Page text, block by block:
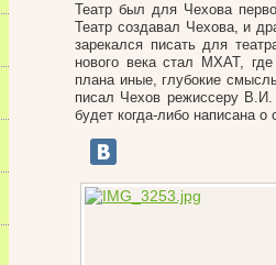
Театр был для Чехова
Театр создавал Чехова, и
зарекался писать для
нового века стал МХАТ,
плана иные, глубокие
писал Чехов режиссеру В.И.
будет когда-либо написана